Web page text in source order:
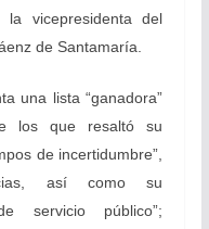
vicepresidenta del
de Santamaría.
una lista “ganadora”
los que resaltó su
de incertidumbre”,
así como su
servicio público”;